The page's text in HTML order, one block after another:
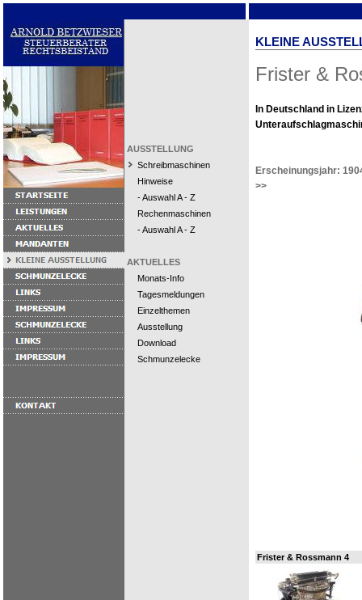
AUSSTELLUNG
Schreibmaschinen
Hinweise
- Auswahl A - Z
Rechenmaschinen
- Auswahl A - Z
AKTUELLES
Monats-Info
Tagesmeldungen
Einzelthemen
Ausstellung
Download
Schmunzelecke
KLEINE
Frister &
In Deutschland in
Erscheinungsjahr:
>>
Frister & Rossmann 4